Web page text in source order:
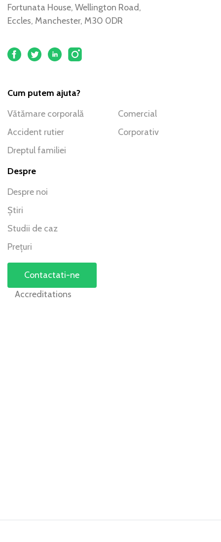
Fortunata House, Wellington Road,
Eccles, Manchester, M30 0DR
Cum putem ajuta?
Vătămare corporală
Accident rutier
Dreptul familiei
Comercial
Corporativ
Despre
Despre noi
Știri
Studii de caz
Prețuri
Contactati-ne
Accreditations